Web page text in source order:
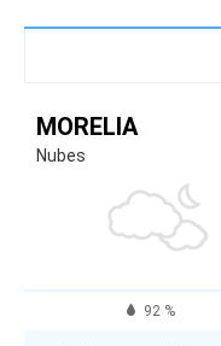
MORELIA
Nubes
92 %